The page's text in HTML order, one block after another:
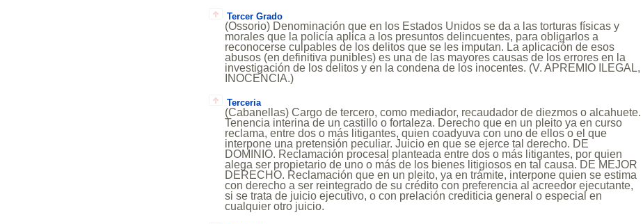
Tercer Grado
(Ossorio) Denominación que en los Estados Unidos se da a las torturas físicas y
morales que la policía aplica a los presuntos delincuentes, para obligarlos a
reconocerse culpables de los delitos que se les imputan. La aplicación de esos
abusos (en definitiva punibles) es una de las mayores causas de los errores en la
investigación de los delitos y en la condena de los inocentes. (V. APREMIO ILEGAL,
INOCENCIA.)
Terceria
(Cabanellas) Cargo de tercero, como mediador, recaudador de diezmos o alcahuete.
Tenencia interina de un castillo o fortaleza. Derecho que en un pleito ya en curso
reclama, entre dos o más litigantes, quien coadyuva con uno de ellos o el que
interpone una pretensión peculiar. Juicio en que se ejerce tal derecho. DE
DOMINIO. Reclamación procesal planteada entre dos o más litigantes, por quien
alega ser propietario de uno o más de los bienes litigiosos en tal causa. DE MEJOR
DERECHO. Reclamación que en un pleito, ya en trámite, interpone quien se estima
con derecho a ser reintegrado de su crédito con preferencia al acreedor ejecutante,
si se trata de juicio ejecutivo, o con prelación crediticia general o especial en
cualquier otro juicio.